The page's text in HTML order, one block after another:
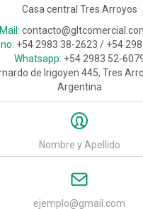
Casa central Tres Arroyos
Mail:
+54 2983 38-2623 / +54
Whatsapp: +54 2983 52-
de Irigoyen 445, Tres
Argentina